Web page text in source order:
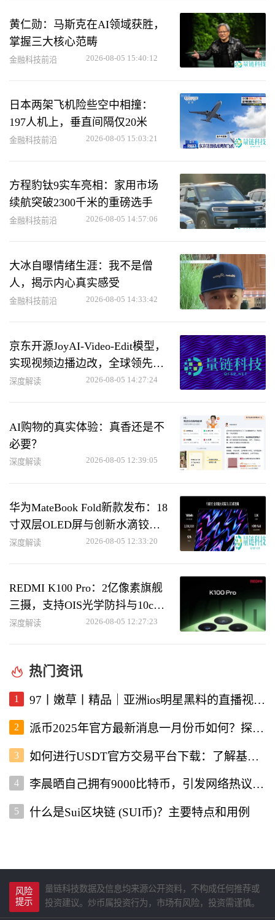
黄仁勋：马斯克在AI领域获胜，
掌握三大核心范畴
金融科技前沿 2026-08-05 15:40:12
日本两架飞机险些空中相撞：
197人机上，垂直间隔仅20米
金融科技前沿 2026-08-05 15:03:21
方程豹钛9实车亮相：家用市场
续航突破2300千米的重磅选手
金融科技前沿 2026-08-05 14:57:06
大冰自曝情绪生涯：我不是僧
人，揭示内心真实感受
金融科技前沿 2026-08-05 14:33:42
京东开源JoyAI-Video-Edit模型，
实现视频边播边改，全球领先综
合性能
深度解读 2026-08-05 14:27:24
AI购物的真实体验：真香还是不
必要？
深度解读 2026-08-05 12:39:05
华为MateBook Fold新款发布：18
寸双层OLED屏与创新水滴铰链
设计
深度解读 2026-08-05 12:33:20
REDMI K100 Pro：2亿像素旗舰
三摄，支持OIS光学防抖与10cm
长焦微距功能
深度解读 2026-08-05 12:27:23
热门资讯
1 97丨嫩草丨精品｜亚洲ios明星黑料的直播视频软件深度解析
2 派币2025年官方最新消息一月份币如何？探讨未来发展与行情走势
3 如何进行USDT官方交易平台下载：了解基本流程与注意事项
4 李晨晒自己拥有9000比特币，引发网络热议与投资者关注
5 什么是Sui区块链 (SUI币)？主要特点和用例
风险
提示
量链科技数据及信息均来源公开资料，不构成任何推荐或
投资建议。炒币属投资行为，市场有风险，投资需谨慎。